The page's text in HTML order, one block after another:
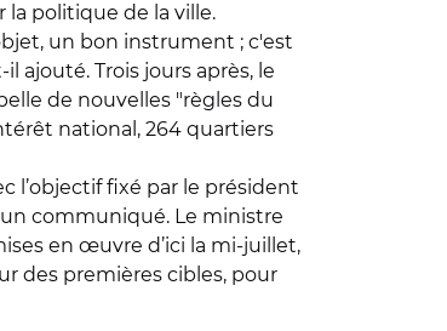
la politique de la ville.
un bon instrument ; c'est
ajouté. Trois jours après, le
de nouvelles "règles du
national, 264 quartiers
l’objectif fixé par le président
communiqué. Le ministre
en œuvre d’ici la mi-juillet,
des premières cibles, pour